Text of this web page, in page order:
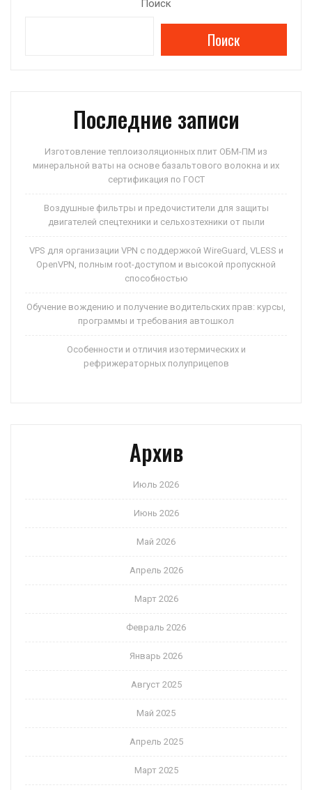
Поиск
Поиск
Последние записи
Изготовление теплоизоляционных плит ОБМ-ПМ из
минеральной ваты на основе базальтового волокна и их
сертификация по ГОСТ
Воздушные фильтры и предочистители для защиты
двигателей спецтехники и сельхозтехники от пыли
VPS для организации VPN с поддержкой WireGuard, VLESS и
OpenVPN, полным root-доступом и высокой пропускной
способностью
Обучение вождению и получение водительских прав: курсы,
программы и требования автошкол
Особенности и отличия изотермических и
рефрижераторных полуприцепов
Архив
Июль 2026
Июнь 2026
Май 2026
Апрель 2026
Март 2026
Февраль 2026
Январь 2026
Август 2025
Май 2025
Апрель 2025
Март 2025